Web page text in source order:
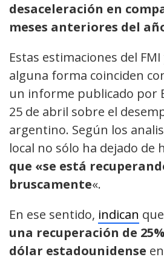
desaceleración en
meses anteriores del
Estas estimaciones del FMI
alguna forma coinciden
un informe publicado por
25 de abril sobre el
argentino. Según los
local no sólo ha dejado de
que «se está
bruscamente«.
En ese sentido, indican
una recuperación de
dólar estadounidense